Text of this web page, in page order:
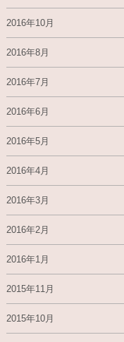
2016年10月
2016年8月
2016年7月
2016年6月
2016年5月
2016年4月
2016年3月
2016年2月
2016年1月
2015年11月
2015年10月